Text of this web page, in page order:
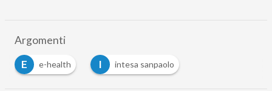
Argomenti
E
e-health I intesa sanpaolo